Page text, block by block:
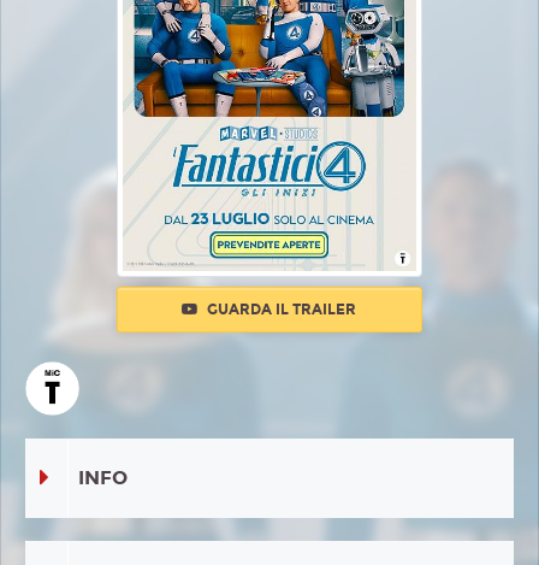
GUARDA IL TRAILER
INFO